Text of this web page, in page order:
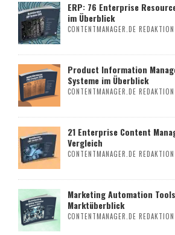
ERP: 76 Enterprise
im Überblick
CONTENTMANAGER.DE REDAKTION
Product Information
Systeme im Überblick
CONTENTMANAGER.DE REDAKTION
21 Enterprise Content
Vergleich
CONTENTMANAGER.DE REDAKTION
Marketing Automation
Marktüberblick
CONTENTMANAGER.DE REDAKTION